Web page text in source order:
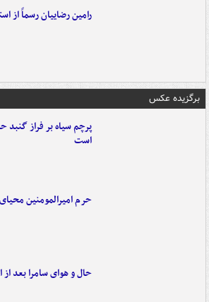
رامین رضاییان رسماً از
برگزیده عکس
پرچم سیاه بر فراز گنبد
است
حرم امیرالمومنین
حال و هوای سامرا بعد از